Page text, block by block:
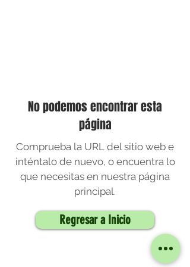
No podemos encontrar esta
página
Comprueba la URL del sitio web e
inténtalo de nuevo, o encuentra lo
que necesitas en nuestra página
principal.
Regresar a Inicio